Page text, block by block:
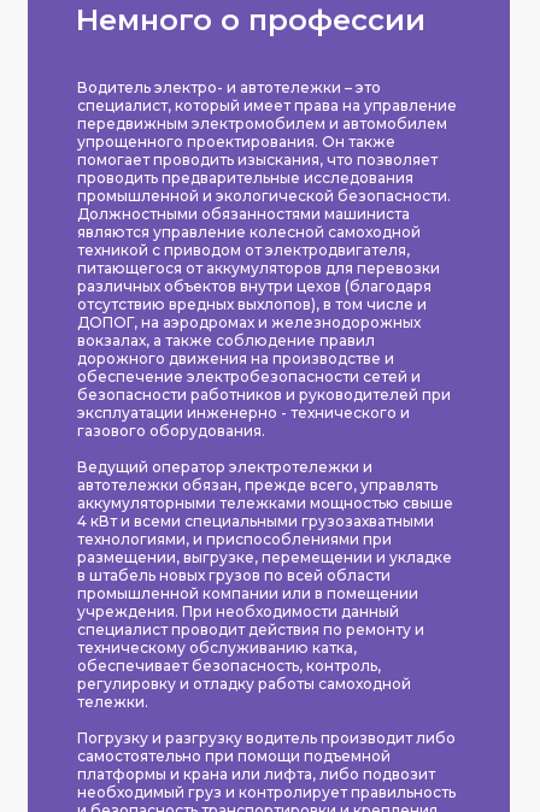
Немного о профессии
Водитель электро- и автотележки – это
специалист, который имеет права на управление
передвижным электромобилем и автомобилем
упрощенного проектирования. Он также
помогает проводить изыскания, что позволяет
проводить предварительные исследования
промышленной и экологической безопасности.
Должностными обязанностями машиниста
являются управление колесной самоходной
техникой с приводом от электродвигателя,
питающегося от аккумуляторов для перевозки
различных объектов внутри цехов (благодаря
отсутствию вредных выхлопов), в том числе и
ДОПОГ, на аэродромах и железнодорожных
вокзалах, а также соблюдение правил
дорожного движения на производстве и
обеспечение электробезопасности сетей и
безопасности работников и руководителей при
эксплуатации инженерно - технического и
газового оборудования.
Ведущий оператор электротележки и
автотележки обязан, прежде всего, управлять
аккумуляторными тележками мощностью свыше
4 кВт и всеми специальными грузозахватными
технологиями, и приспособлениями при
размещении, выгрузке, перемещении и укладке
в штабель новых грузов по всей области
промышленной компании или в помещении
учреждения. При необходимости данный
специалист проводит действия по ремонту и
техническому обслуживанию катка,
обеспечивает безопасность, контроль,
регулировку и отладку работы самоходной
тележки.
Погрузку и разгрузку водитель производит либо
самостоятельно при помощи подъемной
платформы и крана или лифта, либо подвозит
необходимый груз и контролирует правильность